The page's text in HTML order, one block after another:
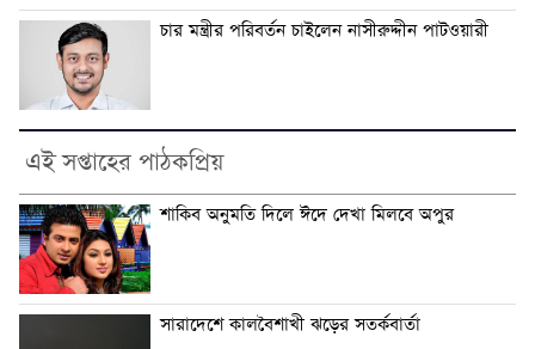
চার মন্ত্রীর পরিবর্তন চাইলেন নাসীরুদ্দীন পাটওয়ারী
এই সপ্তাহের পাঠকপ্রিয়
শাকিব অনুমতি দিলে ঈদে দেখা মিলবে অপুর
সারাদেশে কালবৈশাখী ঝড়ের সতর্কবার্তা